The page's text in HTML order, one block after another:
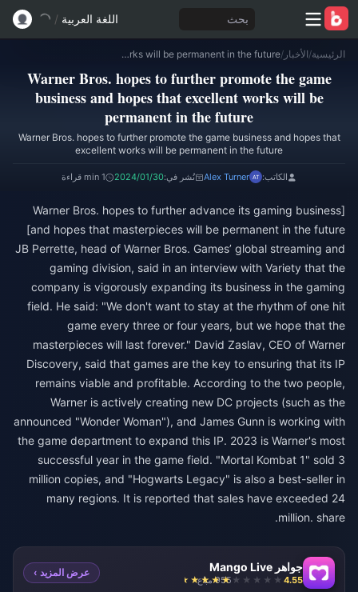
بحث اللغة العربية /
الرئيسية/الأخبار /
Warner Bros. hopes to further promote the game business and hopes that excellent works will be permanent in the future
Warner Bros. hopes to further promote the game
business and hopes that excellent works will be
permanent in the future
Warner Bros. hopes to further promote the game business and hopes that
excellent works will be permanent in the future
الكاتب: Alex Turner نُشر في:2024/01/30 1 min قراءة
[Warner Bros. hopes to further advance its gaming business
and hopes that masterpieces will be permanent in the future]
JB Perrette, head of Warner Bros. Games’ global streaming and
gaming division, said in an interview with Variety that the
company is vigorously expanding its business in the gaming
field. He said: "We don't want to stay at the rhythm of one hit
game every three or four years, but we hope that the
masterpieces will last forever." David Zaslav, CEO of Warner
Discovery, said that games are the key to ensuring that its IP
remains viable and profitable. According to the two people,
Warner is actively creating new DC projects (such as the
announced "Wonder Woman"), and James Gunn is working with
the game department to expand this IP. 2023 is Warner's most
successful year in the game field. "Mortal Kombat 1" sold 3
million copies, and "Hogwarts Legacy" is also a best-seller in
many regions. It is reported that sales have exceeded 24
million. share.
جواهر Mango Live
4.55 955 مباع
عرض المزيد ›